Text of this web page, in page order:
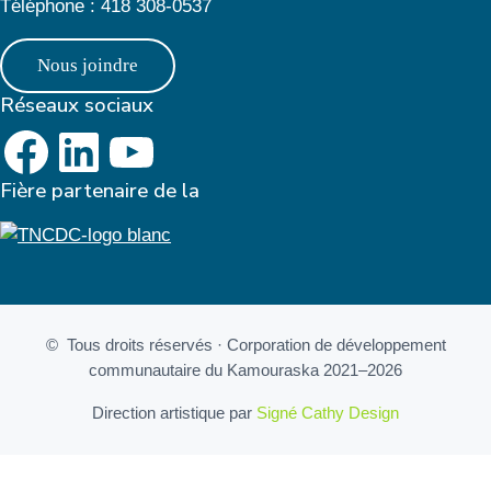
Téléphone : 418 308-0537
Nous joindre
Réseaux sociaux
Page FaceBook
LinkedIn
YouTube
Fière partenaire de la
© Tous droits réservés · Corporation de développement
communautaire du Kamouraska 2021–2026
Direction artistique par Signé Cathy Design